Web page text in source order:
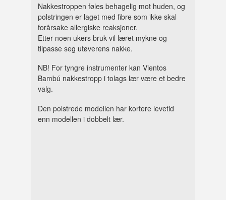
Nakkestroppen føles behagelig mot huden, og
polstringen er laget med fibre som ikke skal
forårsake allergiske reaksjoner.
Etter noen ukers bruk vil læret mykne og
tilpasse seg utøverens nakke.
NB! For tyngre instrumenter kan Vientos
Bambú nakkestropp i tolags lær være et bedre
valg.
Den polstrede modellen har kortere levetid
enn modellen i dobbelt lær.